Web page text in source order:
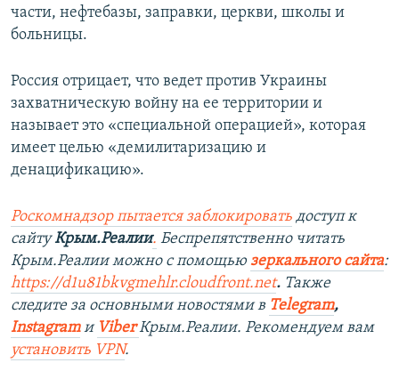
части, нефтебазы, заправки, церкви, школы и
больницы.
Россия отрицает, что ведет против Украины
захватническую войну на ее территории и
называет это «специальной операцией», которая
имеет целью «демилитаризацию и
денацификацию».
Роскомнадзор пытается заблокировать доступ к
сайтуКрым.Реалии. Беспрепятственно читать
Крым.Реалии можно с помощью зеркального сайта:
https://d1u81bkvgmehlr.cloudfront.net. Также
следите за основными новостями в Telegram,
Instagramи ViberКрым.Реалии. Рекомендуем вам
установить VPN.